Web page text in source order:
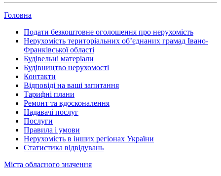
Головна
Подати безкоштовне оголошення про нерухомість
Нерухомість територіальних об’єднаних грамад Івано-
Франківської області
Будівельні матеріали
Будівництво нерухомості
Контакти
Відповіді на ваші запитання
Тарифні плани
Ремонт та вдосконалення
Надавачі послуг
Послуги
Правила і умови
Нерухомість в інших регіонах України
Статистика відвідувань
Міста обласного значення